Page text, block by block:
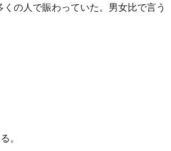
の人で賑わっていた。男女比で言う
。